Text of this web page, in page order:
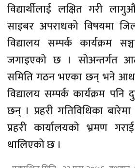
विद्यार्थीलाई लक्षित गरी
साइबर अपराधको विषयमा
विद्यालय सम्पर्क कार्यक्रम
जगाइएको छ । सोअन्तर्गत
समिति गठन भएका छन् भने
विद्यालय सम्पर्क कार्यक्रम पनि
छन् । प्रहरी गतिविधिका बारेमा
प्रहरी कार्यालयको भ्रमण
थालिएको छ ।